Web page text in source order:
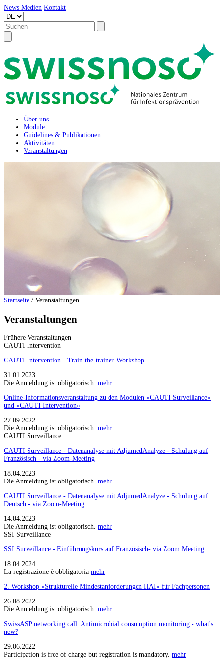
News Medien Kontakt
Über uns
Module
Guidelines & Publikationen
Aktivitäten
Veranstaltungen
Startseite / Veranstaltungen
Veranstaltungen
Frühere Veranstaltungen
CAUTI Intervention
CAUTI Intervention - Train-the-trainer-Workshop
31.01.2023
Die Anmeldung ist obligatorisch. mehr
Online-Informationsveranstaltung zu den Modulen «CAUTI Surveillance»
und «CAUTI Intervention»
27.09.2022
Die Anmeldung ist obligatorisch. mehr
CAUTI Surveillance
CAUTI Surveillance - Datenanalyse mit AdjumedAnalyze - Schulung auf
Französisch - via Zoom-Meeting
18.04.2023
Die Anmeldung ist obligatorisch. mehr
CAUTI Surveillance - Datenanalyse mit AdjumedAnalyze - Schulung auf
Deutsch - via Zoom-Meeting
14.04.2023
Die Anmeldung ist obligatorisch. mehr
SSI Surveillance
SSI Surveillance - Einführungskurs auf Französisch- via Zoom Meeting
18.04.2024
La registrazione è obbligatoria mehr
2. Workshop «Strukturelle Mindestanforderungen HAI» für Fachpersonen
26.08.2022
Die Anmeldung ist obligatorisch. mehr
SwissASP networking call: Antimicrobial consumption monitoring - what's
new?
29.06.2022
Participation is free of charge but registration is mandatory. mehr